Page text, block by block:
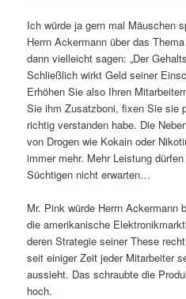
Ich würde ja gern mal Mäuschen
Herrn Ackermann über das
dann vielleicht sagen: „Der
Schließlich wirkt Geld seiner
Erhöhen Sie also Ihren
Sie ihm Zusatzboni, fixen Sie sie
richtig verstanden habe. Die
von Drogen wie Kokain oder
immer mehr. Mehr Leistung
Süchtigen nicht erwarten…
Mr. Pink würde Herrn Ackermann
die amerikanische
deren Strategie seiner These
seit einiger Zeit jeder Mitarbeiter
aussieht. Das schraubte die
hoch.